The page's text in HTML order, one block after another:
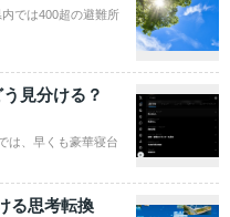
では400超の避難所
見分ける？
は、早くも豪華寝台
る思考転換